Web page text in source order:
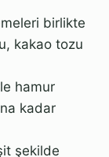
birlikte
kakao tozu
hamur
kadar
şekilde